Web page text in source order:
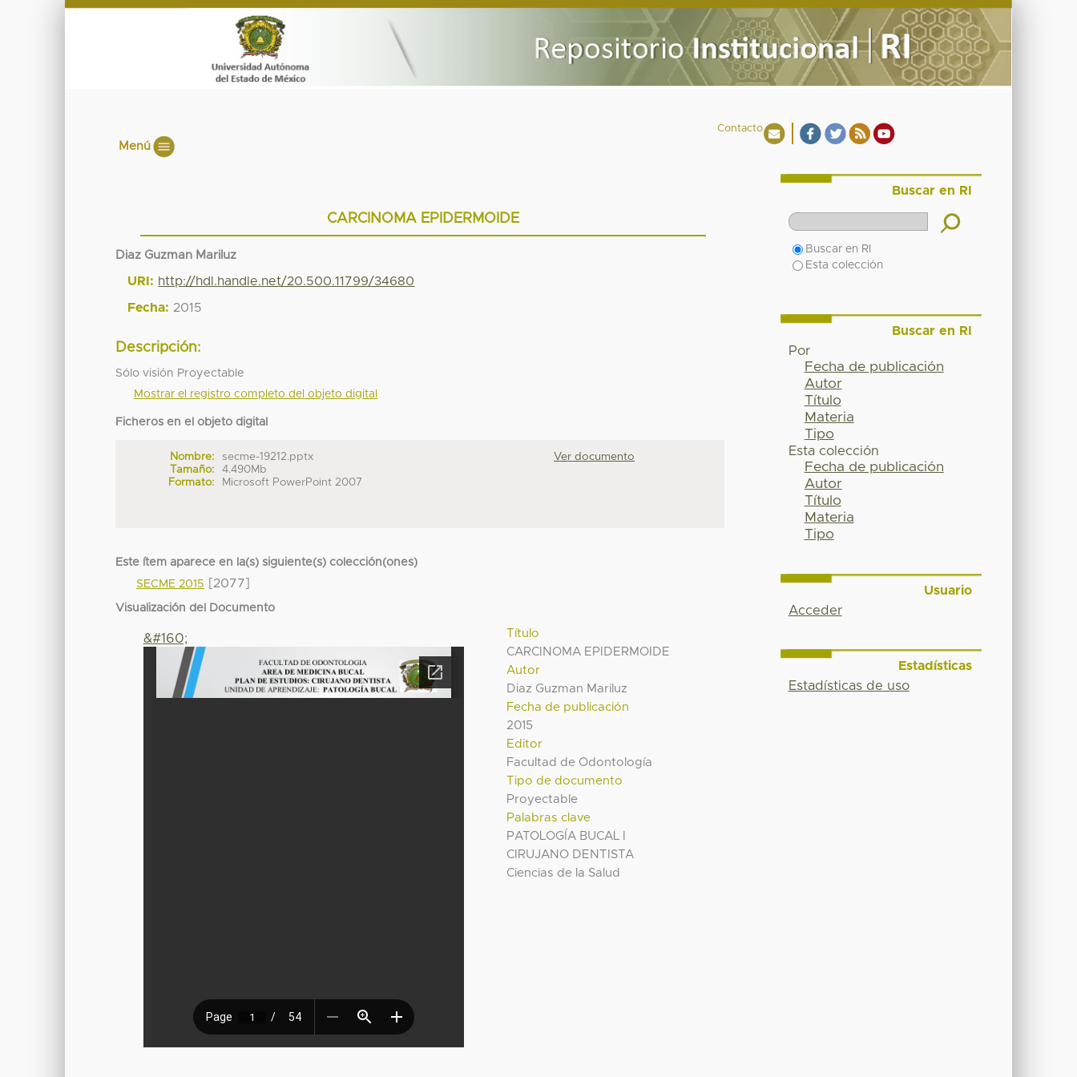
Contacto
Menú
CARCINOMA EPIDERMOIDE
Diaz Guzman Mariluz
URI: http://hdl.handle.net/20.500.11799/34680
Fecha: 2015
Descripción:
Sólo visión Proyectable
Mostrar el registro completo del objeto digital
Ficheros en el objeto digital
Nombre:
secme-19212.pptx
Tamaño:
4.490Mb
Formato:
Microsoft PowerPoint 2007
Ver documento
Este ítem aparece en la(s) siguiente(s) colección(ones)
SECME 2015
[2077]
Visualización del Documento
Título
CARCINOMA EPIDERMOIDE
Autor
Diaz Guzman Mariluz
Fecha de publicación
2015
Editor
Facultad de Odontología
Tipo de documento
Proyectable
Palabras clave
PATOLOGÍA BUCAL I
CIRUJANO DENTISTA
Ciencias de la Salud
&#160;
Buscar en RI
Buscar en RI
Esta colección
Buscar en RI
Por
Fecha de publicación
Autor
Título
Materia
Tipo
Esta colección
Fecha de publicación
Autor
Título
Materia
Tipo
Usuario
Acceder
Estadísticas
Estadísticas de uso